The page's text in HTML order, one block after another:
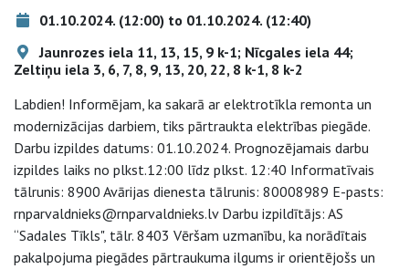
01.10.2024. (12:00) to 01.10.2024. (12:40)
Jaunrozes iela 11, 13, 15, 9 k-1; Nīcgales iela 44;
Zeltiņu iela 3, 6, 7, 8, 9, 13, 20, 22, 8 k-1, 8 k-2
Labdien! Informējam, ka sakarā ar elektrotīkla remonta un
modernizācijas darbiem, tiks pārtraukta elektrības piegāde.
Darbu izpildes datums: 01.10.2024. Prognozējamais darbu
izpildes laiks no plkst.12:00 līdz plkst. 12:40 Informatīvais
tālrunis: 8900 Avārijas dienesta tālrunis: 80008989 E-pasts:
rnparvaldnieks@rnparvaldnieks.lv Darbu izpildītājs: AS
“Sadales Tīkls", tālr. 8403 Vēršam uzmanību, ka norādītais
pakalpojuma piegādes pārtraukuma ilgums ir orientējošs un